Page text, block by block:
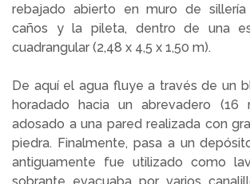
rebajado abierto en muro de
caños y la pileta, dentro de una
cuadrangular (2,48 x 4,5 x 1,50 m).
De aquí el agua fluye a través de un
horadado hacia un abrevadero (16
adosado a una pared realizada con
piedra. Finalmente, pasa a un
antiguamente fue utilizado como